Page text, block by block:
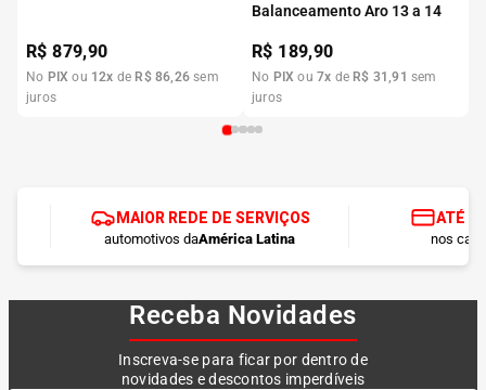
R$879,90
No PIX ou 12x de R$ 86,26 sem
juros
Balanceamento Aro 13 a 14
R$ 189,90
No PIX ou7x de R$ 31 ,91 sem
juros
MAIOR REDE DE SERVIÇOS
automotivos daAmérica Latina
ATÉ
nos
Receba Novidades
Inscreva-se para ficar por dentro de
novidades e descontos imperdíveis